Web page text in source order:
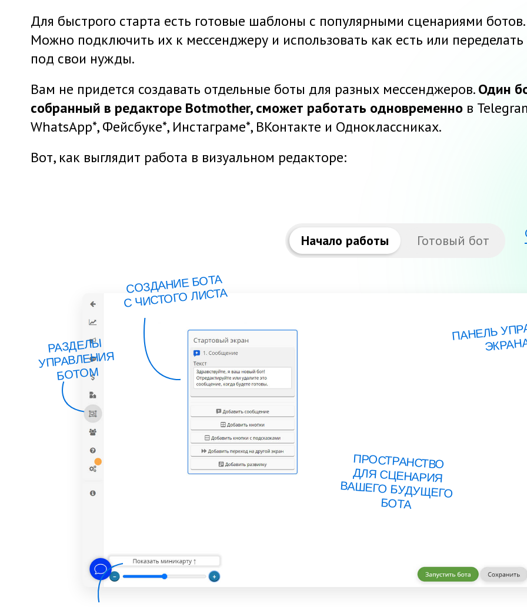
Вот, как выглядит работа в визуальном редакторе:
Вам не придется создавать отдельные боты для разных мессенджеров.Один
собранный в редакторе Botmother, сможет работать одновременно в
WhatsApp*, Фейсбуке*, Инстаграме*, ВКонтакте и Одноклассниках.
Для быстрого старта есть готовые шаблоны с популярными сценариями ботов.
Можно подключить их к мессенджеру и использовать как есть или переделать
под свои нужды.
Начало работы Готовый бот
ПРОСТРАНСТВО
ДЛЯ СЦЕНАРИЯ
ВАШЕГО БУДУЩЕГО
БОТА
ПАНЕЛЬ
СОЗДАНИЕ БОТА
С ЧИСТОГО ЛИСТА
РАЗДЕЛЫ
УПРАВЛЕНИЯ
БОТОМ